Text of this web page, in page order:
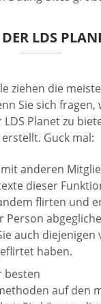
LDS
ziehen die
Sie sich fragen,
Planet zu
Guck mal:
anderen
dieser
flirten und
Person
auch diejenigen
haben.
besten
auf den